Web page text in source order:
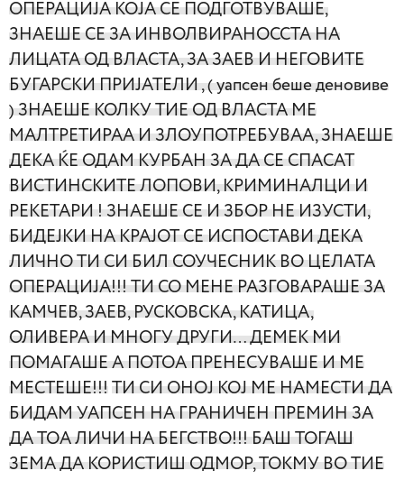
ОПЕРАЦИЈА КОЈА СЕ ПОДГОТВУВАШЕ,
ЗНАЕШЕ СЕ ЗА ИНВОЛВИРАНОССТА НА
ЛИЦАТА ОД ВЛАСТА, ЗА ЗАЕВ И НЕГОВИТЕ
БУГАРСКИ ПРИЈАТЕЛИ , ( уапсен беше деновиве
) ЗНАЕШЕ КОЛКУ ТИЕ ОД ВЛАСТА МЕ
МАЛТРЕТИРАА И ЗЛОУПОТРЕБУВАА, ЗНАЕШЕ
ДЕКА ЌЕ ОДАМ КУРБАН ЗА ДА СЕ СПАСАТ
ВИСТИНСКИТЕ ЛОПОВИ, КРИМИНАЛЦИ И
РЕКЕТАРИ ! ЗНАЕШЕ СЕ И ЗБОР НЕ ИЗУСТИ,
БИДЕЈКИ НА КРАЈОТ СЕ ИСПОСТАВИ ДЕКА
ЛИЧНО ТИ СИ БИЛ СОУЧЕСНИК ВО ЦЕЛАТА
ОПЕРАЦИЈА!!! ТИ СО МЕНЕ РАЗГОВАРАШЕ ЗА
КАМЧЕВ, ЗАЕВ, РУСКОВСКА, КАТИЦА,
ОЛИВЕРА И МНОГУ ДРУГИ… ДЕМЕК МИ
ПОМАГАШЕ А ПОТОА ПРЕНЕСУВАШЕ И МЕ
МЕСТЕШЕ!!! ТИ СИ ОНОЈ КОЈ МЕ НАМЕСТИ ДА
БИДАМ УАПСЕН НА ГРАНИЧЕН ПРЕМИН ЗА
ДА ТОА ЛИЧИ НА БЕГСТВО!!! БАШ ТОГАШ
ЗЕМА ДА КОРИСТИШ ОДМОР, ТОКМУ ВО ТИЕ